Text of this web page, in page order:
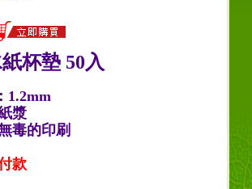
杯墊 50入
1.2mm
漿
毒的印刷
款